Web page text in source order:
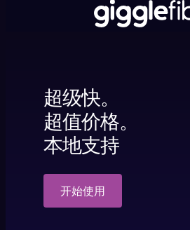
超级快。
超值价格。
本地支持
开始使用